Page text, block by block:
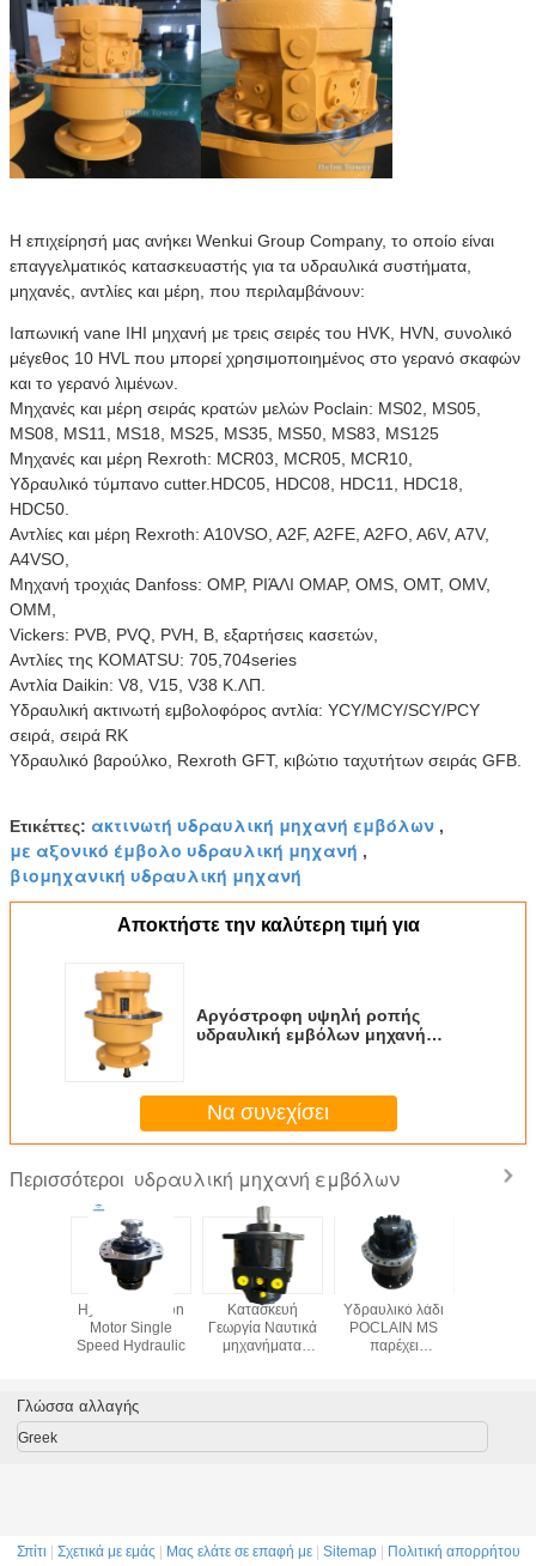
Η επιχείρησή μας ανήκει Wenkui Group Company, το οποίο είναι
επαγγελματικός κατασκευαστής για τα υδραυλικά συστήματα,
μηχανές, αντλίες και μέρη, που περιλαμβάνουν:
Ιαπωνική vane IHI μηχανή με τρεις σειρές του HVK, HVN, συνολικό
μέγεθος 10 HVL που μπορεί χρησιμοποιημένος στο γερανό σκαφών
και το γερανό λιμένων.
Μηχανές και μέρη σειράς κρατών μελών Poclain: MS02, MS05,
MS08, MS11, MS18, MS25, MS35, MS50, MS83, MS125
Μηχανές και μέρη Rexroth: MCR03, MCR05, MCR10,
Υδραυλικό τύμπανο cutter.HDC05, HDC08, HDC11, HDC18,
HDC50.
Αντλίες και μέρη Rexroth: A10VSO, A2F, A2FE, A2FO, A6V, A7V,
A4VSO,
Μηχανή τροχιάς Danfoss: OMP, ΡΙΆΛΙ ΟΜΑΡ, OMS, OMT, OMV,
OMM,
Vickers: PVB, PVQ, PVH, Β, εξαρτήσεις κασετών,
Αντλίες της KOMATSU: 705,704series
Αντλία Daikin: V8, V15, V38 Κ.ΛΠ.
Υδραυλική ακτινωτή εμβολοφόρος αντλία: YCY/MCY/SCY/PCY
σειρά, σειρά RK
Υδραυλικό βαρούλκο, Rexroth GFT, κιβώτιο ταχυτήτων σειράς GFB.
Ετικέττες: ακτινωτή υδραυλική μηχανή εμβόλων ,
με αξονικό έμβολο υδραυλική μηχανή ,
βιομηχανική υδραυλική μηχανή
Αποκτήστε την καλύτερη τιμή για
Αργόστροφη υψηλή ροπής
υδραυλική εμβόλων μηχανή
Να συνεχίσει
Περισσότεροι υδραυλική μηχανή εμβόλων
για
και
Hydraulic Piston
Motor Single
Speed Hydraulic
Κατασκευή
Γεωργία Ναυτικά
μηχανήματα
Υδραυλικός
Κατάλληλος για
Υδραυλικό λάδι
POCLAIN MS
παρέχει
Ιδανικός
εξοπλισμός για
Γλώσσα αλλαγής
Greek
Σπίτι | Σχετικά με εμάς | Μας ελάτε σε επαφή με| Sitemap| Πολιτική απορρήτου